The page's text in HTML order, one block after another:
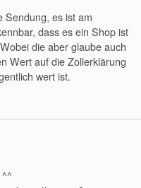
Sendung, es ist am
dass es ein Shop ist
die aber glaube auch
Wert auf die Zollerklärung
wert ist.